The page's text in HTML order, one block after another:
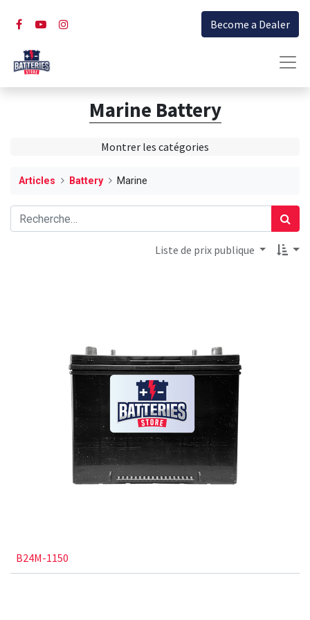
Become a Dealer
Marine Battery
Montrer les catégories
Articles Battery Marine
Liste de prix publique
B24M-1150